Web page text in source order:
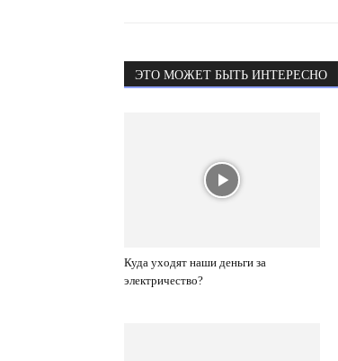
ЭТО МОЖЕТ БЫТЬ ИНТЕРЕСНО
Куда уходят наши деньги за
электричество?